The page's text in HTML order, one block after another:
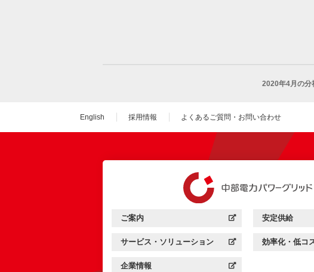
2020年4月の分
English 採用情報 よくあるご質問・お問い合わせ
中部電力パワーグリッド：
ご案内
（新しいウィンドウを開きます） 中部電力パワ
安定供給
（新しいウィ
中部電力パワーグリッド：
サービス・ソリューション
（新しいウィンドウを開きます） 中部電力パワ
効率化・低コ
（新しいウィ
中部電力パワーグリッド：
企業情報
（新しいウィンドウを開きます）